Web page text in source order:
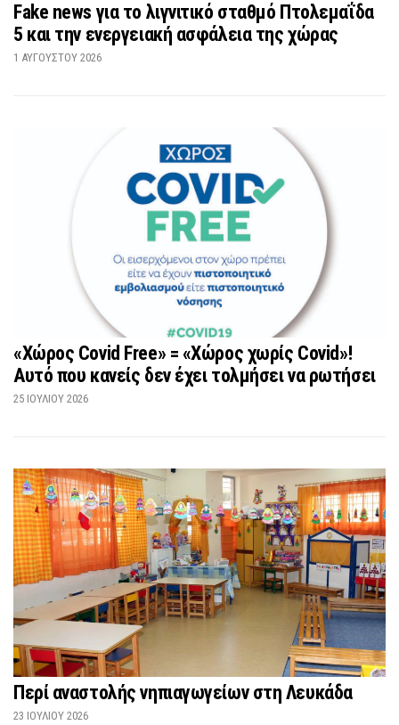
Fake news για το λιγνιτικό σταθμό Πτολεμαΐδα
5 και την ενεργειακή ασφάλεια της χώρας
1 ΑΥΓΟΎΣΤΟΥ 2026
«Χώρος Covid Free» = «Χώρος χωρίς Covid»!
Αυτό που κανείς δεν έχει τολμήσει να ρωτήσει
25 ΙΟΥΛΊΟΥ 2026
Περί αναστολής νηπιαγωγείων στη Λευκάδα
23 ΙΟΥΛΊΟΥ 2026